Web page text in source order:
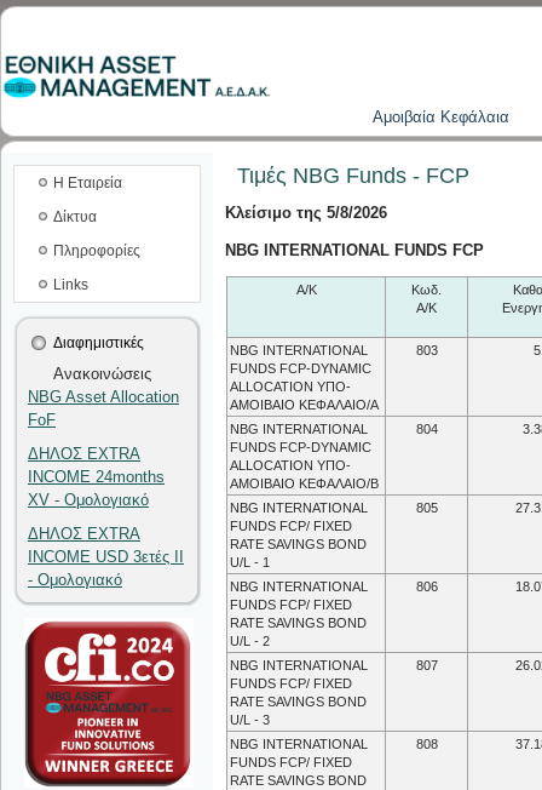
Aμοιβαία Kεφάλαια
Η Εταιρεία
Δίκτυα
Πληροφορίες
Links
Διαφημιστικές
Ανακοινώσεις
NBG Asset Allocation
FoF
ΔΗΛΟΣ EXTRA
INCOME 24months
XV - Ομολογιακό
ΔΗΛΟΣ EXTRA
INCOME USD 3ετές II
- Ομολογιακό
Τιμές NBG Funds - FCP
Κλείσιμο της 5/8/2026
NBG INTERNATIONAL FUNDS FCP
A/K
Κωδ.
Α/Κ
NBG INTERNATIONAL
FUNDS FCP-DYNAMIC
ALLOCATION ΥΠΟ-
ΑΜΟΙΒΑΙΟ ΚΕΦΑΛΑΙΟ/Α
803
NBG INTERNATIONAL
FUNDS FCP-DYNAMIC
ALLOCATION ΥΠΟ-
ΑΜΟΙΒΑΙΟ ΚΕΦΑΛΑΙΟ/B
804
NBG INTERNATIONAL
FUNDS FCP/ FIXED
RATE SAVINGS BOND
U/L - 1
805
NBG INTERNATIONAL
FUNDS FCP/ FIXED
RATE SAVINGS BOND
U/L - 2
806
NBG INTERNATIONAL
FUNDS FCP/ FIXED
RATE SAVINGS BOND
U/L - 3
807
NBG INTERNATIONAL
FUNDS FCP/ FIXED
RATE SAVINGS BOND
808